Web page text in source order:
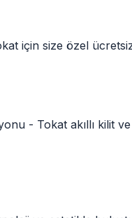
için size özel ücretsiz
- Tokat akıllı kilit